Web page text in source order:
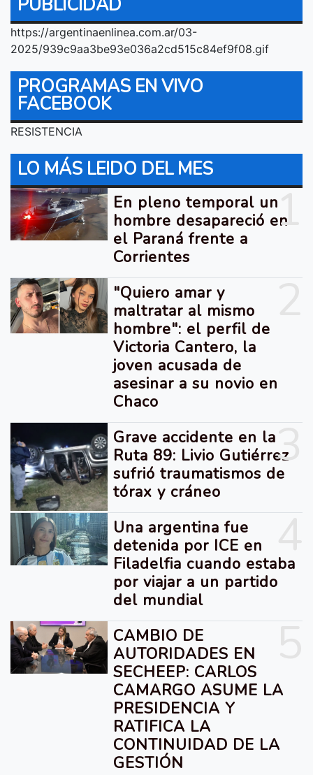
PUBLICIDAD
https://argentinaenlinea.com.ar/03-
2025/939c9aa3be93e036a2cd515c84ef9f08.gif
PROGRAMAS EN VIVO
FACEBOOK
RESISTENCIA
LO MÁS LEIDO DEL MES
1
En pleno temporal un
hombre desapareció en
el Paraná frente a
Corrientes
"Quiero amar y
maltratar al mismo
hombre": el perfil de
Victoria Cantero, la
joven acusada de
asesinar a su novio en
Chaco
3
Grave accidente en la
Ruta 89: Livio Gutiérrez
sufrió traumatismos de
tórax y cráneo
Una argentina fue
detenida por ICE en
Filadelfia cuando estaba
por viajar a un partido
del mundial
CAMBIO DE
AUTORIDADES EN
SECHEEP: CARLOS
CAMARGO ASUME LA
PRESIDENCIA Y
RATIFICA LA
CONTINUIDAD DE LA
GESTIÓN